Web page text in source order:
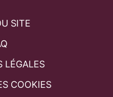
SITE
LÉGALES
COOKIES